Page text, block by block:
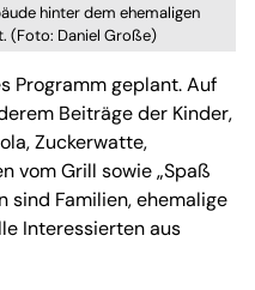
hinter dem ehemaligen
(Foto: Daniel Große)
Programm geplant. Auf
Beiträge der Kinder,
Zuckerwatte,
vom Grill sowie „Spaß
sind Familien, ehemalige
Interessierten aus